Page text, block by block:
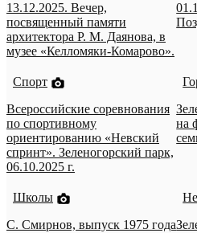
13.12.2025. Вечер,
посвященный памяти
архитектора Р. М. Даянова, в
музее «Келломяки-Комарово».
Спорт
Всероссийские соревнования
по спортивному
ориентированию «Невский
спринт». Зеленогорский парк,
06.10.2025 г.
на
Школы
С. Смирнов, выпуск 1975 года